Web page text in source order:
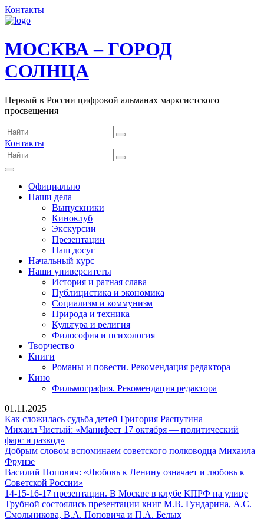
Контакты
МОСКВА – ГОРОД
СОЛНЦА
Первый в России цифровой альманах марксистского
просвещения
Контакты
Официально
Наши дела
Выпускники
Киноклуб
Экскурсии
Презентации
Наш досуг
Начальный курс
Наши университеты
История и ратная слава
Публицистика и экономика
Социализм и коммунизм
Природа и техника
Культура и религия
Философия и психология
Творчество
Книги
Романы и повести. Рекомендация редактора
Кино
Фильмография. Рекомендация редактора
01.11.2025
Как сложилась судьба детей Григория Распутина
сложилась
детей
Распутина
Михаил Чистый: «Манифест 17 октября — политический
фарс и развод»
Чистый:
17
октября
—
политический
фарс
Добрым словом вспоминаем советского полководца Михаила
ФрунзеДобрым
словом
вспоминаем
советского
полководца
Михаила
Василий Попович: «Любовь к Ленину означает и любовь к
Советской России»
Попович:
«Любовь
к
14-15-16-17 презентации. В Москве в клубе КПРФ на улице
Трубной состоялись презентации книг М.В. Гундарина, А.С.
Смольникова, В.А. Поповича и П.А. Белых14-